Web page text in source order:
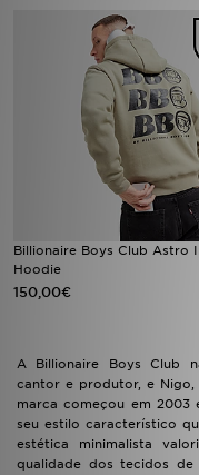
Billionaire Boys Club Astro
Hoodie
150,00€
A Billionaire Boys Club
cantor e produtor, e
marca começou em
seu estilo característico
estética minimalista
qualidade dos tecidos
ESTADO DO TEU
ATENÇÃO AO CLIENTE
FAZ DOWNLOAD DA
TRABALHA
FAQs